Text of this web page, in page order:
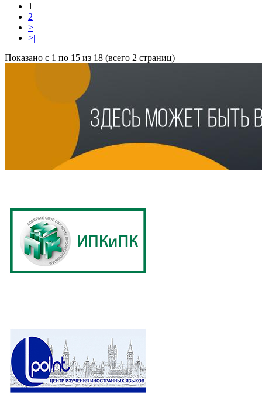
1
2
>
>|
Показано с 1 по 15 из 18 (всего 2 страниц)